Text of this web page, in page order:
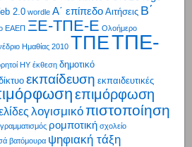
2.0 wordle Α΄ επίπεδο Αιτήσεις Β΄
ΕΑΕΠ ΞΕ-ΤΠΕ-Ε Ολοήμερο
Ημαθίας 2010 ΤΠΕΤΠΕ-
ΗΥ έκθεση δημοτικό
εκπαίδευση εκπαιδευτικές
επιμόρφωση
λογισμικόπιστοποίηση
ρομποτική σχολείο
βατόμουρα ψηφιακή τάξη